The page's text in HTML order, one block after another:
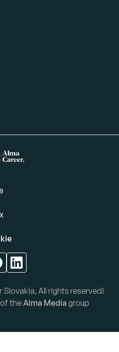
All rights reserved!
theAlma Media group